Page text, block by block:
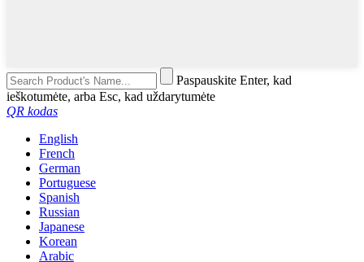
Paspauskite Enter, kad
ieškotumėte, arba Esc, kad uždarytumėte
QR kodas
English
French
German
Portuguese
Spanish
Russian
Japanese
Korean
Arabic